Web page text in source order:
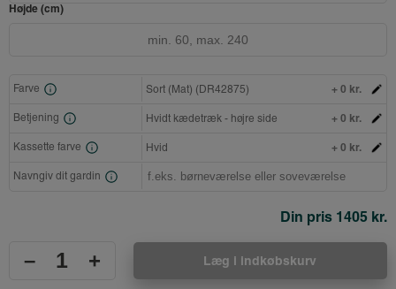
Højde (cm)
Farve Sort (Mat) (DR42875) + 0 kr.
Betjening Hvidt kædetræk - højre side + 0 kr.
Kassette farve Hvid + 0 kr.
Navngiv dit gardin
Din pris 1405 kr.
– + Læg i indkøbskurv